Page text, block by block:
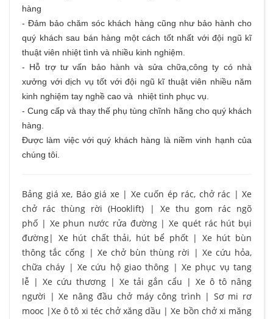
hàng
- Đảm bảo chăm sóc khách hàng cũng như bảo hành cho
quý khách sau bán hàng một cách tốt nhất với đội ngũ kĩ
thuật viên nhiệt tình và nhiều kinh nghiệm.
- Hỗ trợ tư vấn bảo hành và sửa chữa,công ty có nhà
xưởng với dịch vụ tốt với đội ngũ kĩ thuật viên nhiều năm
kinh nghiệm tay nghề cao và nhiệt tình phục vụ.
- Cung cấp và thay thế phụ tùng chĩnh hãng cho quý khách
hàng.
Được làm việc với quý khách hàng là niềm vinh hạnh của
chúng tôi.
Bảng giá xe, Báo giá xe | Xe cuốn ép rác, chở rác | Xe
chở rác thùng rời (Hooklift) | Xe thu gom rác ngõ
phố | Xe phun nước rửa đường| Xe quét rác hút bụi
đường| Xe hút chất thải, hút bể phốt| Xe hút bùn
thông tắc cống | Xe chở bùn thùng rời | Xe cứu hỏa,
chữa cháy |Xe cứu hộ giao thông |Xe phục vụ tang
lễ | Xe cứu thương | Xe tải gắn cẩu | Xe ô tô nâng
người |Xe nâng đầu chở máy công trình | Sơ mi rơ
mooc |Xe ô tô xi téc chở xăng dầu |Xe bồn chở xi măng